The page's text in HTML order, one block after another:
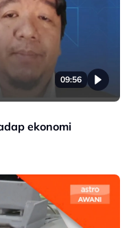
09:56
ekonomi